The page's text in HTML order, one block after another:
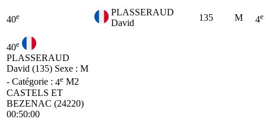
40e
PLASSERAUD
David
135 M 4e
40e
PLASSERAUD
David (135) Sexe : M
- Catégorie : 4e M2
CASTELS ET
BEZENAC (24220)
00:50:00